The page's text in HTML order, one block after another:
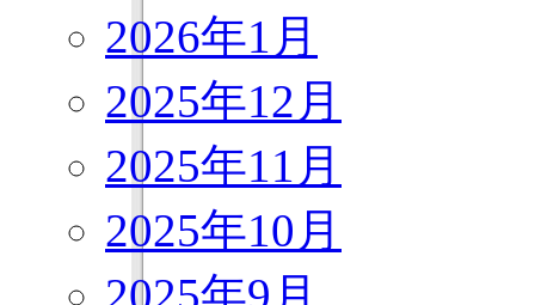
2026年1月
2025年12月
2025年11月
2025年10月